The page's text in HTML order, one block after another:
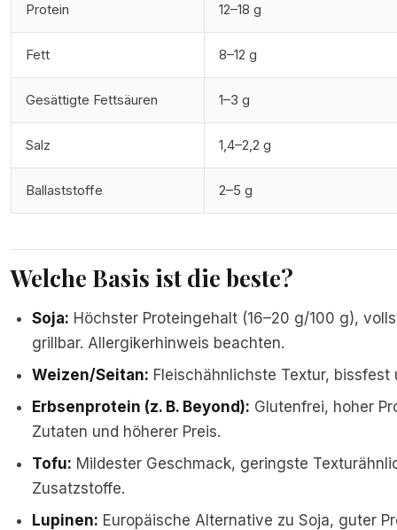
Protein 12–18 g
Fett 8–12 g
Gesättigte Fettsäuren 1–3 g
Salz 1,4–2,2 g
Ballaststoffe 2–5 g
Welche Basis ist die beste?
Soja: Höchster Proteingehalt (16–20 g/100 g),
grillbar. Allergikerhinweis beachten.
Weizen/Seitan: Fleischähnlichste Textur,
Erbsenprotein (z. B. Beyond): Glutenfrei, hoher
Zutaten und höherer Preis.
Tofu: Mildester Geschmack, geringste
Zusatzstoffe.
Lupinen: Europäische Alternative zu Soja, guter